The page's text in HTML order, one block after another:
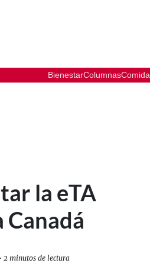
BienestarColumnasComida
la eTA
Canadá
• 2 minutos de lectura